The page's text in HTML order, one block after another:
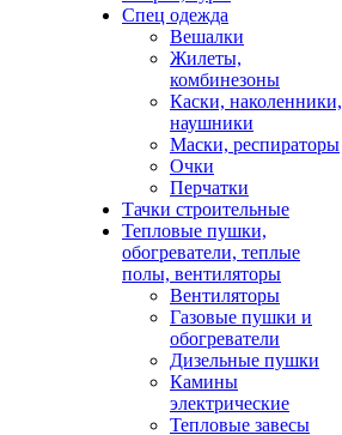
Спец одежда
Вешалки
Жилеты,
комбинезоны
Каски, наколенники,
наушники
Маски, респираторы
Очки
Перчатки
Тачки строительные
Тепловые пушки,
обогреватели, теплые
полы, вентиляторы
Вентиляторы
Газовые пушки и
обогреватели
Дизельные пушки
Камины
электрические
Тепловые завесы